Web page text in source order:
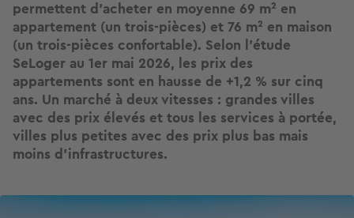
permettent d'acheter en moyenne 69 m² en
appartement (un trois-pièces) et 76 m² en maison
(un trois-pièces confortable). Selon l'étude
SeLoger au 1er mai 2026, les prix des
appartements sont en hausse de +1,2 % sur cinq
ans. Un marché à deux vitesses : grandes villes
avec des prix élevés et tous les services à portée,
villes plus petites avec des prix plus bas mais
moins d'infrastructures.
Image